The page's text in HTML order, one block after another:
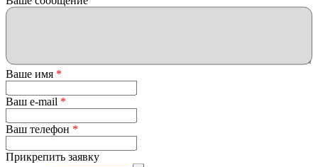
Ваше имя *
Ваш e-mail *
Ваш телефон *
Прикрепить заявку